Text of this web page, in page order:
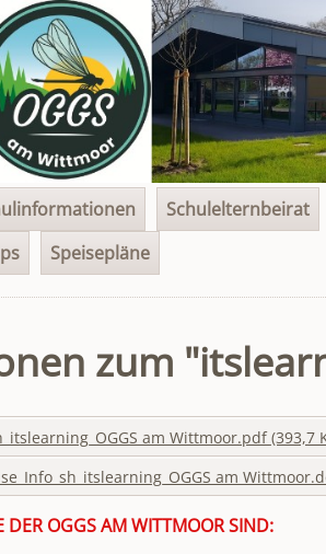
Schulelternbeirat
Speisepläne
zum
am Wittmoor.pdf(393,7
am
DER OGGS AM WITTMOOR SIND: